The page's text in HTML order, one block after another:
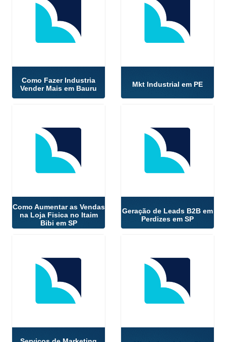
Como Fazer Industria
Vender Mais em Bauru
Mkt Industrial em PE
Como Aumentar as Vendas
na Loja Fisica no Itaim
Bibi em SP
Geração de Leads B2B em
Perdizes em SP